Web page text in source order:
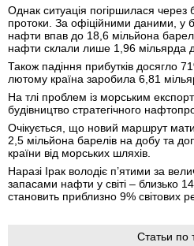
Однак ситуація погіршилася через
протоки. За офіційними даними, у
нафти впав до 18,6 мільйона
нафти склали лише 1,96 мільярда
Також падіння прибутків досягло
лютому країна заробила 6,81
На тлі проблем із морським
будівництво стратегічного
Очікується, що новий маршрут
2,5 мільйона барелів на добу та
країни від морських шляхів.
Наразі Ірак володіє п’ятими за
запасами нафти у світі – близько
становить приблизно 9% світових
Статьи по